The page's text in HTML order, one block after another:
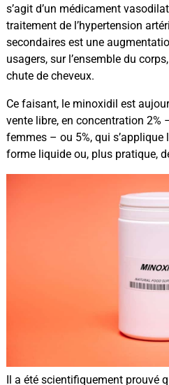
s’agit d’un médicament
traitement de l’hypertension
secondaires est une
usagers, sur l’ensemble du
chute de cheveux.
Ce faisant, le minoxidil est
vente libre, en concentration 2%
femmes – ou 5%, qui
forme liquide ou, plus pratique,
Il a été scientifiquement prouvé